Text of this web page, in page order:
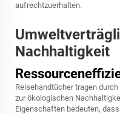
aufrechtzuerhalten.
Nachhaltigkeit
Reisehandtücher tragen
zur ökologischen
Eigenschaften bedeuten,